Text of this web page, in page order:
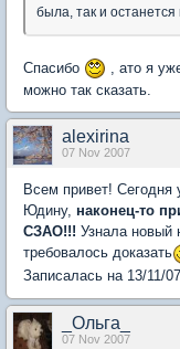
была, так и
Спасибо , ато я
можно так сказать.
alexirina
07 Nov 2007
Всем привет! Сегодня
Юдину, наконец-то
СЗАО!!! Узнала новый
требовалось доказать
Записалась на 13/11/
_Ольга_
07 Nov 2007